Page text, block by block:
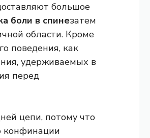
большое
боли в спинезатем
области. Кроме
поведения, как
удерживаемых в
перед
цепи, потому что
конфинации